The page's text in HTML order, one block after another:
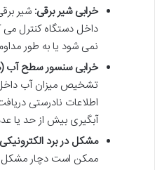
خرابی شیر برقی: شیر
داخل دستگاه کنترل می
نمی شود یا به طور
خرابی سنسور سطح آب
تشخیص میزان آب داخل
اطلاعات نادرستی
آبگیری بیش از حد یا
مشکل در برد
ممکن است دچار مشکل